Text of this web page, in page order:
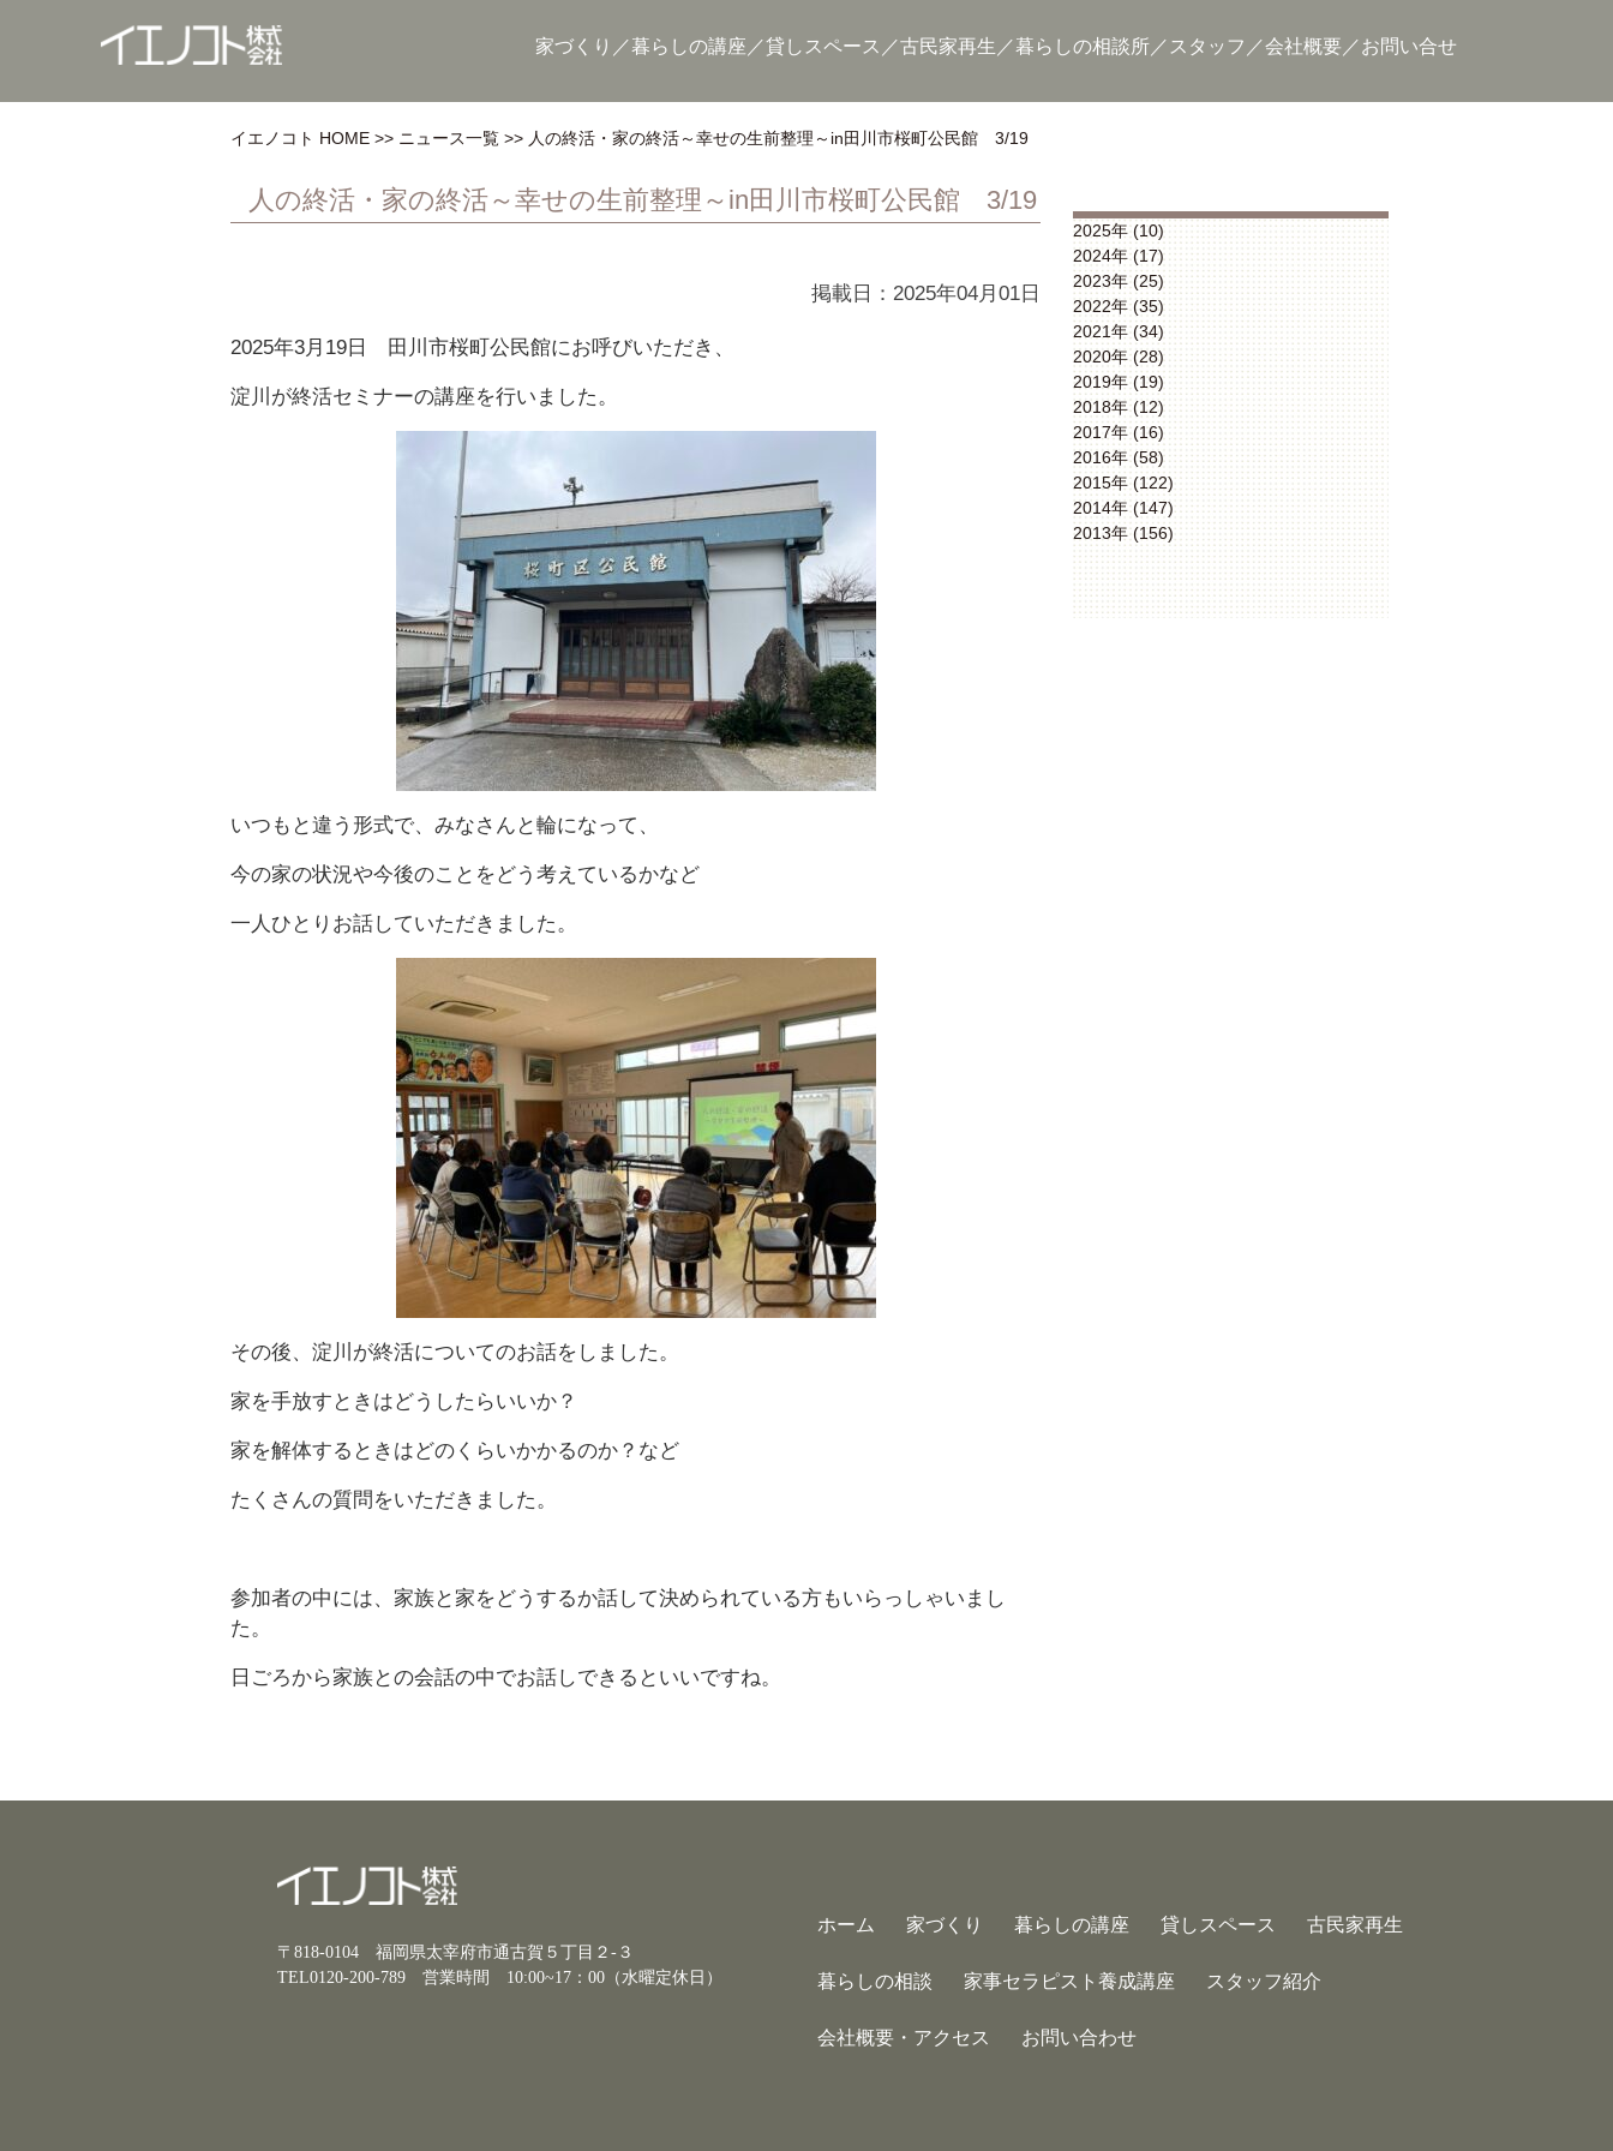
家づくり 暮らしの講座 貸しスペース 古民家再生 暮らしの相談所 スタッフ 会社概要 お問い合せ
イエノコト HOME ニュース一覧 人の終活・家の終活～幸せの生前整理～in田川市桜町公民館 3/19
人の終活・家の終活～幸せの生前整理～in田川市桜町公民館 3/19
掲載日：2025年04月01日
2025年3月19日 田川市桜町公民館にお呼びいただき、
淀川が終活セミナーの講座を行いました。
いつもと違う形式で、みなさんと輪になって、
今の家の状況や今後のことをどう考えているかなど
一人ひとりお話していただきました。
その後、淀川が終活についてのお話をしました。
家を手放すときはどうしたらいいか？
家を解体するときはどのくらいかかるのか？など
たくさんの質問をいただきました。
参加者の中には、家族と家をどうするか話して決められている方もいらっしゃいまし
た。
日ごろから家族との会話の中でお話しできるといいですね。
2025年 (10)
2024年 (17)
2023年 (25)
2022年 (35)
2021年 (34)
2020年 (28)
2019年 (19)
2018年 (12)
2017年 (16)
2016年 (58)
2015年 (122)
2014年 (147)
2013年 (156)
ホーム 家づくり 暮らしの講座 貸しスペース 古民家再生
暮らしの相談 家事セラピスト養成講座 スタッフ紹介
会社概要・アクセス お問い合わせ
〒818-0104 福岡県太宰府市通古賀５丁目２-３
TEL0120-200-789 営業時間 10:00~17：00（水曜定休日）